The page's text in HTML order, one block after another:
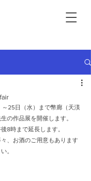
～25日（水）まで幣廊（天渼
の作品展を開催します。
8時まで延長します。
、お酒のご用意もあります
。